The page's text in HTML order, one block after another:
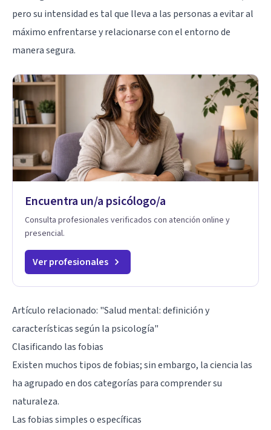
pero su intensidad es tal que lleva a las personas a evitar al
máximo enfrentarse y relacionarse con el entorno de
manera segura.
Encuentra un/a psicólogo/a
Consulta profesionales verificados con atención online y
presencial.
Ver profesionales
Artículo relacionado: "Salud mental: definición y
características según la psicología"
Clasificando las fobias
Existen muchos tipos de fobias; sin embargo, la ciencia las
ha agrupado en dos categorías para comprender su
naturaleza.
Las fobias simples o específicas